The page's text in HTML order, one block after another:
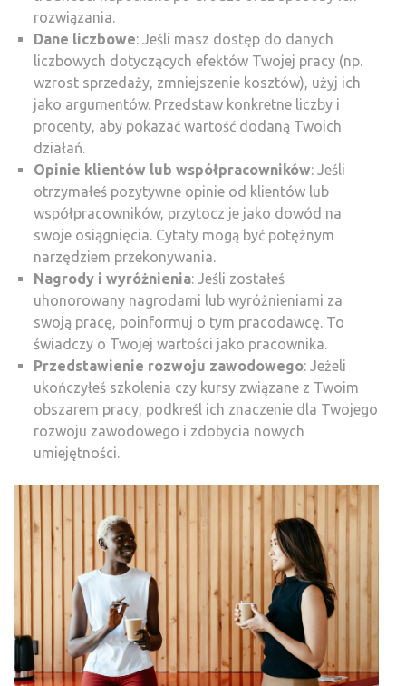
rozwiązania.
Dane liczbowe: Jeśli masz dostęp do danych
liczbowych dotyczących efektów Twojej pracy (np.
wzrost sprzedaży, zmniejszenie kosztów), użyj ich
jako argumentów. Przedstaw konkretne liczby i
procenty, aby pokazać wartość dodaną Twoich
działań.
Opinie klientów lub współpracowników: Jeśli
otrzymałeś pozytywne opinie od klientów lub
współpracowników, przytocz je jako dowód na
swoje osiągnięcia. Cytaty mogą być potężnym
narzędziem przekonywania.
Nagrody i wyróżnienia: Jeśli zostałeś
uhonorowany nagrodami lub wyróżnieniami za
swoją pracę, poinformuj o tym pracodawcę. To
świadczy o Twojej wartości jako pracownika.
Przedstawienie rozwoju zawodowego: Jeżeli
ukończyłeś szkolenia czy kursy związane z Twoim
obszarem pracy, podkreśl ich znaczenie dla Twojego
rozwoju zawodowego i zdobycia nowych
umiejętności.